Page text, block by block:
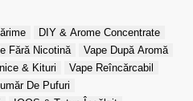
DIY & Arome Concentrate
Fără Nicotină
Vape După Aromă
& Kituri
Vape Reîncărcabil
De Pufuri